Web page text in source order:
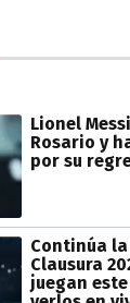
Lionel
Rosario y
por su
Continúa la
Clausura
juegan